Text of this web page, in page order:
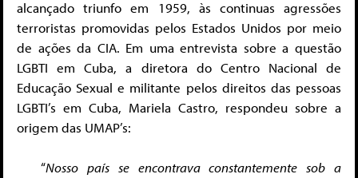
alcançado triunfo em 1959, às continuas agressões
terroristas promovidas pelos Estados Unidos por meio
de ações da CIA. Em uma entrevista sobre a questão
LGBTI em Cuba, a diretora do Centro Nacional de
Educação Sexual e militante pelos direitos das pessoas
LGBTI’s em Cuba, Mariela Castro, respondeu sobre a
origem das UMAP’s:
“Nosso país se encontrava constantemente sob a